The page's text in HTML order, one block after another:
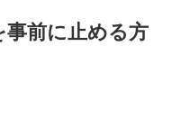
前に止める方